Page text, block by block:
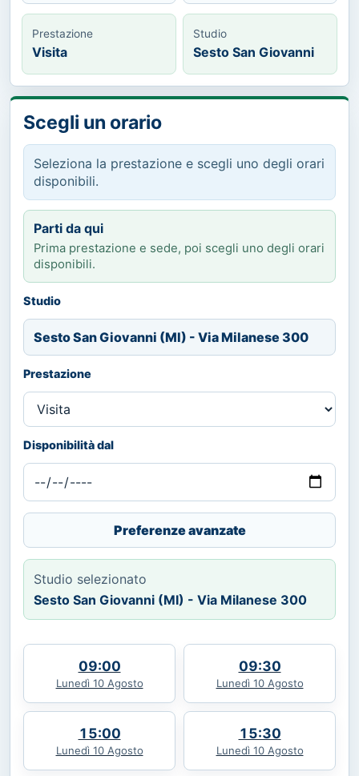
Prestazione
Visita
Studio
Sesto San Giovanni
Scegli un orario
Seleziona la prestazione e scegli uno degli orari
disponibili.
Parti da qui
Prima prestazione e sede, poi scegli uno degli orari
disponibili.
Studio
Sesto San Giovanni (MI) - Via Milanese 300
Prestazione
Disponibilità dal
Preferenze avanzate
Studio selezionato
Sesto San Giovanni (MI) - Via Milanese 300
09:00
Lunedì 10 Agosto
09:30
Lunedì 10 Agosto
15:00
Lunedì 10 Agosto
15:30
Lunedì 10 Agosto